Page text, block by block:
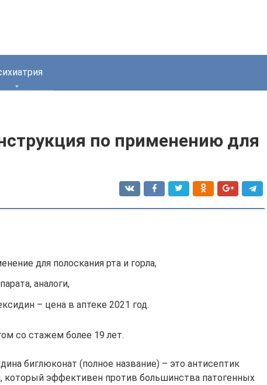
по применению для
для полоскания рта и горла,
аналоги,
– цена в аптеке 2021 год.
со стажем более 19 лет.
биглюконат (полное название) – это антисептик
который эффективен против большинства патогенных